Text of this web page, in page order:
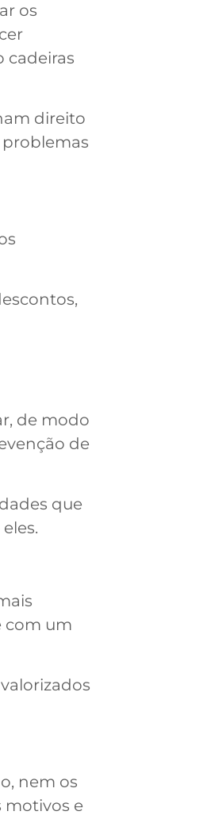
os
cadeiras
direito
problemas
de modo
de
que
com um
nem os
motivos e